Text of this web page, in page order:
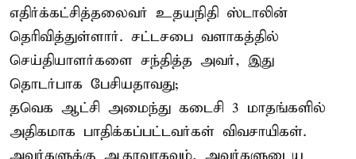
எதிர்க்கட்சித்தலைவர் உதயநிதி ஸ்டாலின்
தெரிவித்துள்ளார். சட்டசபை வளாகத்தில்
செய்தியாளர்களை சந்தித்த அவர், இது
தொடர்பாக பேசியதாவது;
தவெக ஆட்சி அமைந்து கடைசி 3 மாதங்களில்
அதிகமாக பாதிக்கப்பட்டவர்கள் விவசாயிகள்.